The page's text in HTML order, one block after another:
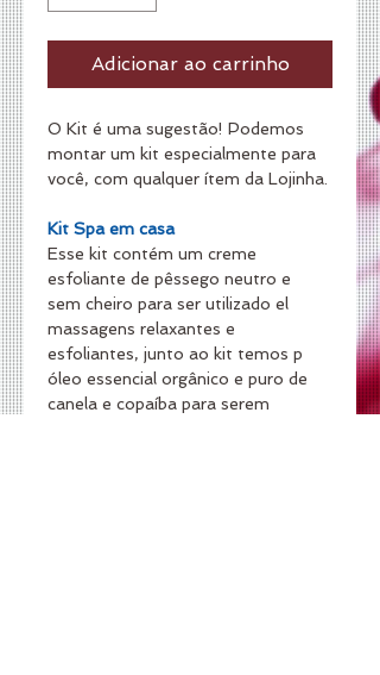
Adicionar ao carrinho
O Kit é uma sugestão! Podemos
montar um kit especialmente para
você, com qualquer ítem da Lojinha.
Kit Spa em casa
Esse kit contém um creme
esfoliante de pêssego neutro e
sem cheiro para ser utilizado el
massagens relaxantes e
esfoliantes, junto ao kit temos p
óleo essencial orgânico e puro de
canela e copaíba para serem